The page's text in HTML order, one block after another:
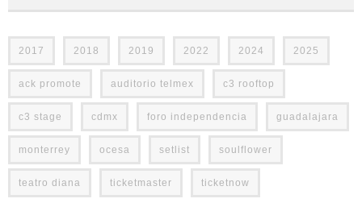
2017 2018 2019 2022 2024 2025
ack promote auditorio telmex c3 rooftop
c3 stage cdmx foro independencia guadalajara
monterrey ocesa setlist soulflower
teatro diana ticketmaster ticketnow